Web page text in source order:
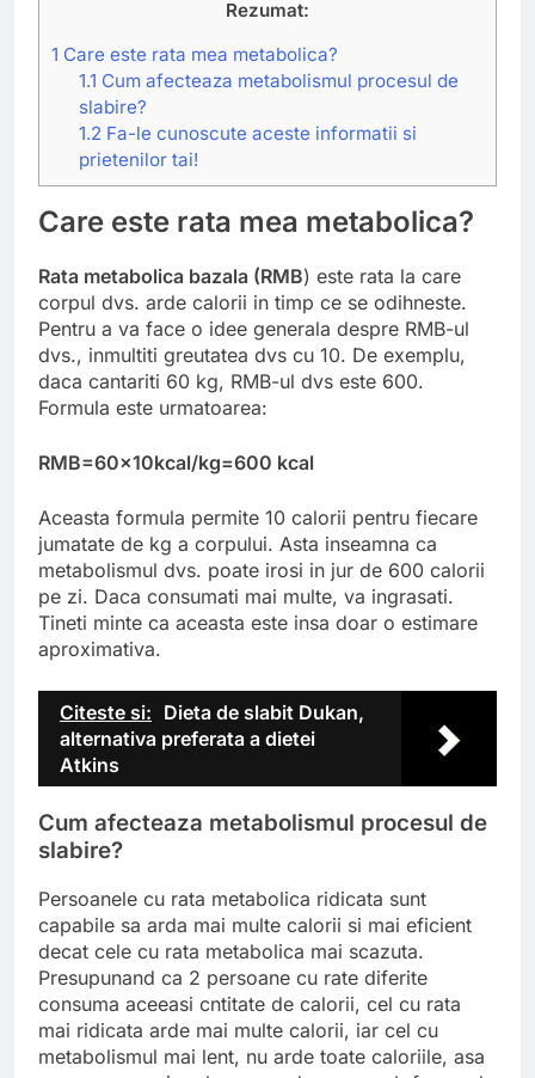
Rezumat:
1 Care este rata mea metabolica?
1.1 Cum afecteaza metabolismul procesul de
slabire?
1.2Fa-le cunoscute aceste informatii si
prietenilor tai!
Care este rata mea metabolica?
Rata metabolica bazala (RMB) este rata la care
corpul dvs. arde calorii in timp ce se odihneste.
Pentru a va face o idee generala despre RMB-ul
dvs., inmultiti greutatea dvs cu 10. De exemplu,
daca cantariti 60 kg, RMB-ul dvs este 600.
Formula este urmatoarea:
RMB=60x10kcal/kg=600 kcal
Aceasta formula permite 10 calorii pentru fiecare
jumatate de kg a corpului. Asta inseamna ca
metabolismul dvs. poate irosi in jur de 600 calorii
pe zi. Daca consumati mai multe, va ingrasati.
Tineti minte ca aceasta este insa doar o estimare
aproximativa.
Citeste si: Dieta de slabit Dukan,
alternativa preferata a dietei
Atkins
Cum afecteaza metabolismul procesul de
slabire?
Persoanele cu rata metabolica ridicata sunt
capabile sa arda mai multe calorii si mai eficient
decat cele cu rata metabolica mai scazuta.
Presupunand ca 2 persoane cu rate diferite
consuma aceeasi cntitate de calorii, cel cu rata
mai ridicata arde mai multe calorii, iar cel cu
metabolismul mai lent, nu arde toate caloriile, asa